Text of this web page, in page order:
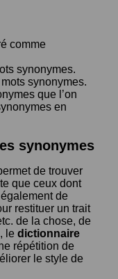
comme
synonymes.
synonymes.
que l’on
en
synonymes
de trouver
que ceux dont
de
restituer un trait
de la chose, de
le dictionnaire
répétition de
le style de